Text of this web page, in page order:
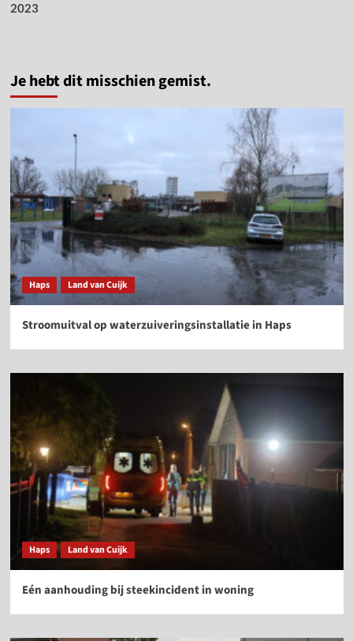
2023
Je hebt dit misschien gemist.
Haps Land van Cuijk
Stroomuitval op waterzuiveringsinstallatie in Haps
Haps Land van Cuijk
Eén aanhouding bij steekincident in woning